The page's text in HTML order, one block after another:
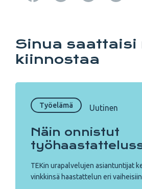
Sinua saattaisi
kiinnostaa
Työelämä Uutinen
Näin onnistut
TEKin urapalvelujen asiantuntijat
vinkkinsä haastattelun eri